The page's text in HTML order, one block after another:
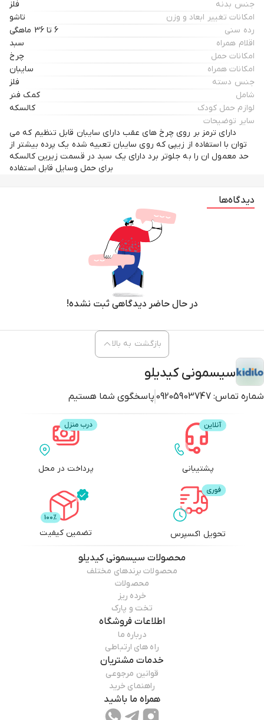
⛵تحمل وزنی بسیار بالا تا 80 کیلو
🎡سیستم تاشو سریع و آسان
🚀دارای قفل کالسکه برای باز نشدن
🛴سایبان بزرگ ، پنجره دید مادر
🛑دارای ترمز چرخ های عقب
🍩صندلی قابل تنظیم چند حالته
🚦طراحی فوق العاده زیبا
🚕دارای کمک فنر در 4 چرخ
🌷بدنه طلایی مات بسیار با کیفیت
🧸دارای شبرنگ روی پارچه به جهت نمایان شدن کالسکه در شب
🛑چرخ‌های بزرگتر و روان‌تر نسبت به K8 , k9
📍پرفروش‌ترین کالسکه در سری‌های مدل k
جنس بدنه
فلز
امکانات تغییر ابعاد و وزن
تاشو
رده سنی
6 تا 36 ماهگی
اقلام همراه
سبد
امکانات حمل
چرخ
امکانات همراه
سایبان
جنس دسته
فلز
شامل
کمک فنر
لوازم حمل کودک
کالسکه
سایر توضیحات
دارای ترمز بر روی چرخ های عقب دارای سایبان قابل تنظیم که می
توان با استفاده از زیپی که روی سایبان تعبیه شده یک پرده بیشتر از
حد معمول ان را به جلوتر برد دارای یک سبد در قسمت زیرین کالسکه
برای حمل وسایل قابل استفاده
دیدگاه‌ها
در حال حاضر دیدگاهی ثبت نشده!
سیسمونی کیدیلو
شماره تماس: 09205903747 پاسخگوی شما هستیم
بازگشت به بالا
پشتیبانی پرداخت در محل
تحویل اکسپرس تضمین کیفیت
محصولات سیسمونی کیدیلو
محصولات برندهای مختلف
محصولات
خرده ریز
تخت و پارک
اطلاعات فروشگاه
درباره ما
راه های ارتباطی
خدمات مشتریان
قوانین مرجوعی
راهنمای خرید
همراه ما باشید